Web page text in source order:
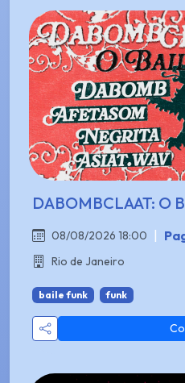
DABOMBCLAAT: O
08/08/2026 18:00
Rio de Janeiro
baile funk funk